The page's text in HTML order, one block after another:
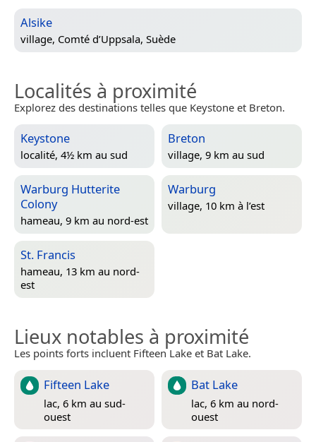
Alsike
village, Comté d’Uppsala, Suède
Localités à proximité
Explorez des destinations telles que Keystone et Breton.
Keystone
localité, 4½ km au sud
Breton
village, 9 km au sud
Warburg Hutterite
Colony
hameau, 9 km au nord-est
Warburg
village, 10 km à l’est
St. Francis
hameau, 13 km au nord-
est
Lieux notables à proximité
Les points forts incluent Fifteen Lake et Bat Lake.
Fifteen Lake
lac, 6 km au sud-
ouest
Bat Lake
lac, 6 km au nord-
ouest